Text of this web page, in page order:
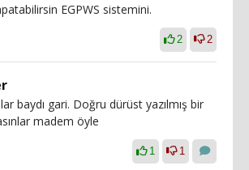
EGPWS sistemini.
2 2
baydı gari. Doğru dürüst yazılmış bir
madem öyle
1 1